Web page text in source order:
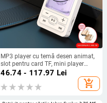
MP3 player cu temă desen animat,
slot pentru card TF, mini player
portabil de muzică, acoperire
46.74 - 117.97 Lei
add_shopping_cart